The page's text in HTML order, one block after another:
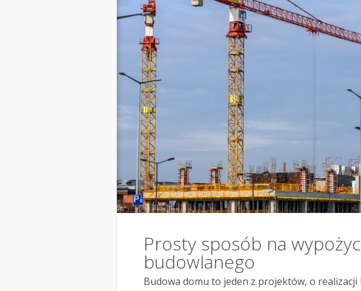
Prosty sposób na
budowlanego
Budowa domu to jeden z projektów, o